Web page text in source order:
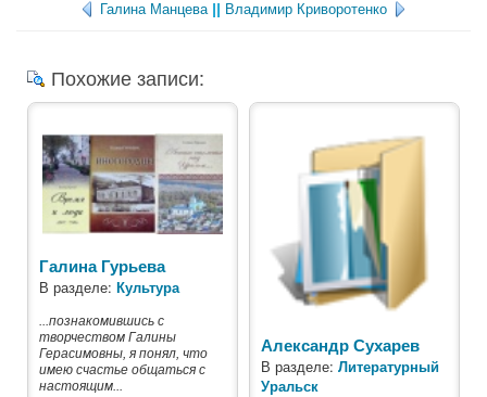
Галина Манцева|| Владимир Криворотенко
Похожие записи:
Галина Гурьева
В разделе: Культура
...познакомившись с
творчеством Галины
Герасимовны, я понял, что
имею счастье общаться с
настоящим...
Александр Сухарев
В разделе: Литературный
Уральск